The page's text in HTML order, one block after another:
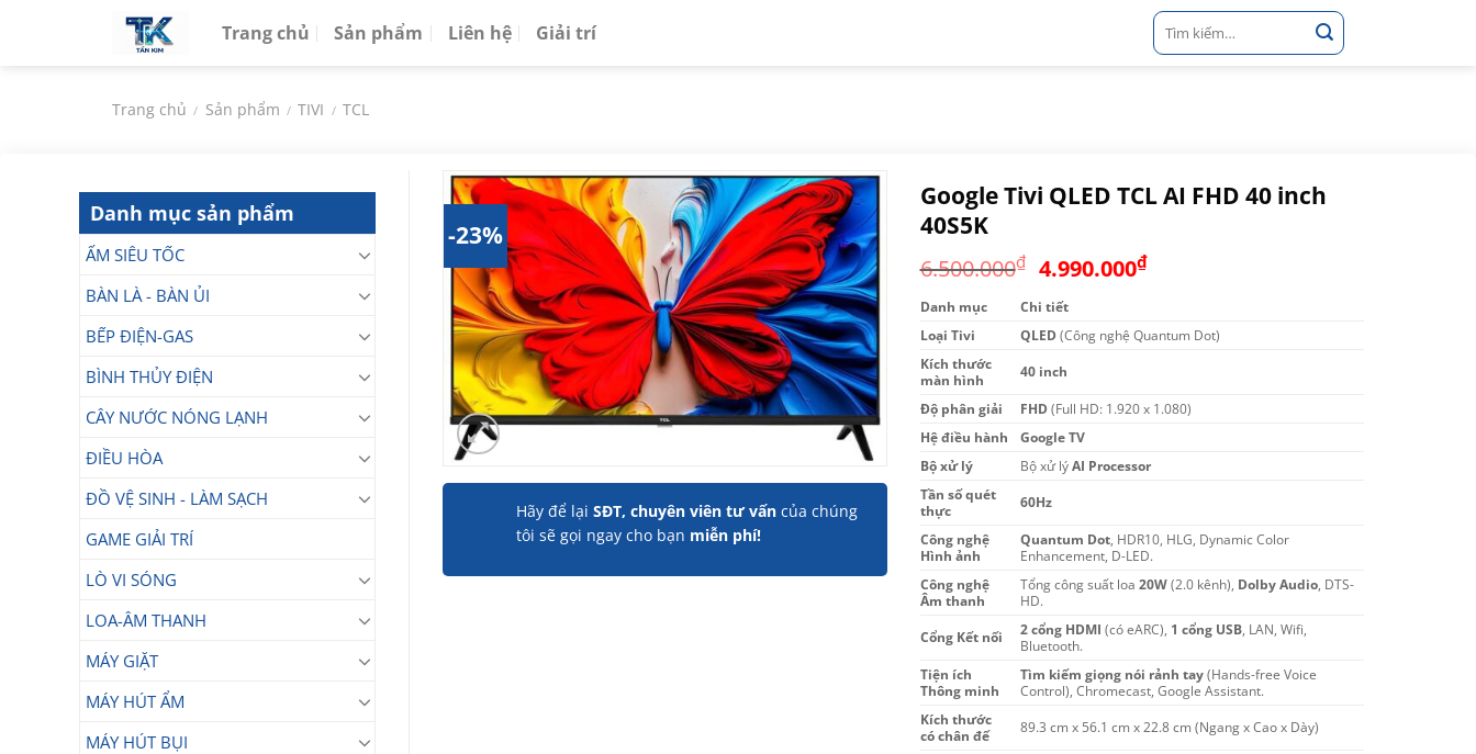
Trang chủ Sản phẩm Liên hệ Giải trí
Tìm
kiếm:
Trang chủ / Sản phẩm / TIVI / TCL
Danh mục sản phẩm
ẤM SIÊU TỐC
BÀN LÀ - BÀN ỦI
BẾP ĐIỆN-GAS
BÌNH THỦY ĐIỆN
CÂY NƯỚC NÓNG LẠNH
ĐIỀU HÒA
ĐỒ VỆ SINH - LÀM SẠCH
GAME GIẢI TRÍ
LÒ VI SÓNG
LOA-ÂM THANH
MÁY GIẶT
MÁY HÚT ẨM
MÁY HÚT BỤI
-23%
Hãy để lại SĐT, chuyên viên tư vấn của chúng
tôi sẽ gọi ngay cho bạn miễn phí!
Google Tivi QLED TCL AI FHD 40 inch
40S5K
6.500.000₫ Giá
gốc
là:
6.500.000₫.
4.990.000₫Giá
là:
Danh mục
Chi tiết
Loại Tivi
QLED(Công nghệ Quantum Dot)
Kích thước
màn hình
40 inch
Độ phân giải FHD(Full HD: 1.920 x 1.080)
Hệ điều hành
Google TV
Bộ xử lý
Bộ xử lýAI Processor
Tần số quét
thực
60Hz
Công nghệ
Hình ảnh
Quantum Dot , HDR10, HLG, Dynamic Color
Enhancement, D-LED.
Công nghệ
Âm thanh
Tổng công suất loa20W(2.0 kênh), Dolby Audio , DTS-
HD.
Cổng Kết nối 2 cổng HDMI (có eARC), 1 cổng USB , LAN, Wifi,
Bluetooth.
Tiện ích
Thông minh
Tìm kiếm giọng nói rảnh tay(Hands-free Voice
Control), Chromecast, Google Assistant.
Kích thước
có chân đế
89.3 cm x 56.1 cm x 22.8 cm (Ngang x Cao x Dày)